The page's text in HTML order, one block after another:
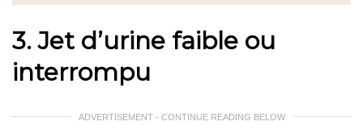
3. Jet d’urine faible ou
interrompu
ADVERTISEMENT - CONTINUE READING BELOW